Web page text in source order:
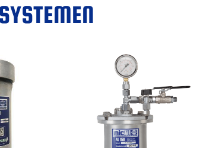
MINI MICFIL AL150